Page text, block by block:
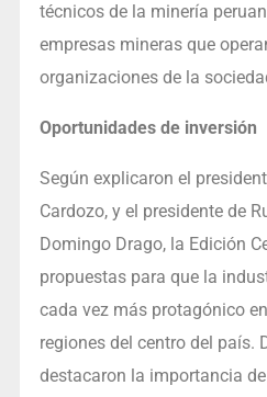
técnicos de la minería
empresas mineras que
organizaciones de la
Oportunidades de inversión
Según explicaron el
Cardozo, y el presidente de
Domingo Drago, la Edición
propuestas para que la
cada vez más protagónico
regiones del centro del país.
destacaron la importancia